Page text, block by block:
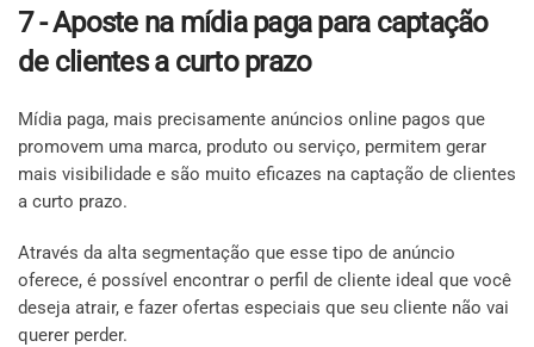
7 - Aposte na mídia paga para captação
de clientes a curto prazo
Mídia paga, mais precisamente anúncios online pagos que
promovem uma marca, produto ou serviço, permitem gerar
mais visibilidade e são muito eficazes na captação de clientes
a curto prazo.
Através da alta segmentação que esse tipo de anúncio
oferece, é possível encontrar o perfil de cliente ideal que você
deseja atrair, e fazer ofertas especiais que seu cliente não vai
querer perder.